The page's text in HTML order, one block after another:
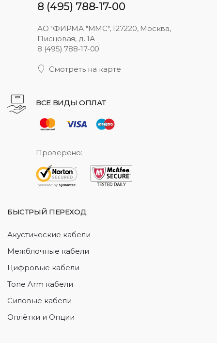
8 (495) 788-17-00
АО "ФИРМА "ММС", 127220, Москва,
Писцовая, д. 1А
8 (495) 788-17-00
Смотреть на карте
ВСЕ ВИДЫ ОПЛАТ
Проверено:
БЫСТРЫЙ ПЕРЕХОД
Акустические кабели
Межблочные кабели
Цифровые кабели
Tone Arm кабели
Силовые кабели
Оплётки и Опции